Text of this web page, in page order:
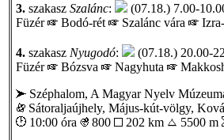
3. szakasz Szalánc: (07.18.) 7.00-
Füzér
Bodó-rét Szalánc vára
4. szakasz Nyugodó: (07.18.) 20.00-
Füzér
Bózsva Nagyhuta
Széphalom, A Magyar Nyelv
Sátoraljaújhely, Május-kút-völgy,
10:00 óra
800 202 km 5500 m